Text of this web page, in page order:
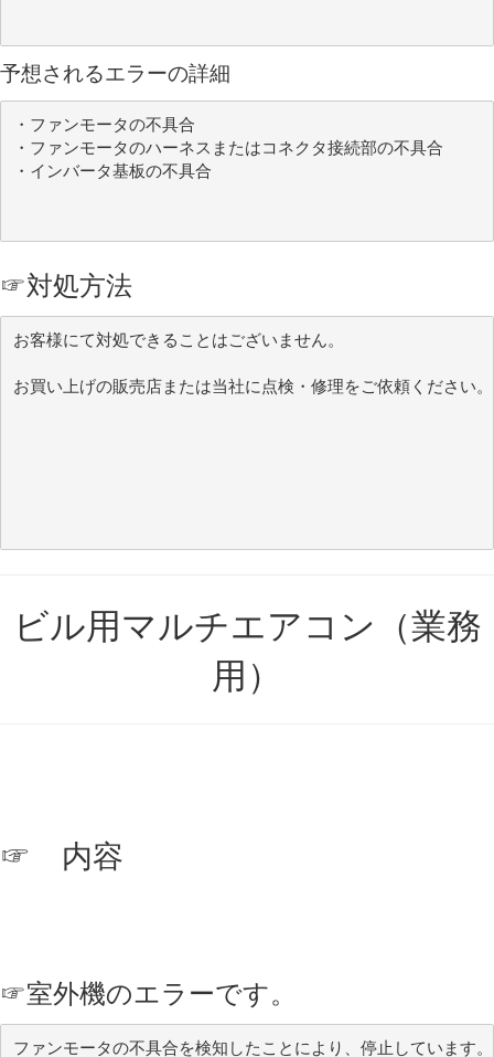
予想されるエラーの詳細
・ファンモータの不具合
・ファンモータのハーネスまたはコネクタ接続部の不具合
・インバータ基板の不具合
☞対処方法
お客様にて対処できることはございません。
お買い上げの販売店または当社に点検・修理をご依頼ください。
ビル用マルチエアコン（業務
用）
☞ 内容
☞室外機のエラーです。
ファンモータの不具合を検知したことにより、停止しています。